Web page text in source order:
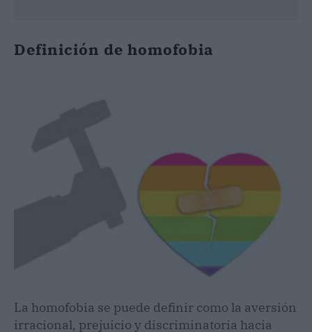
Definición de homofobia
La homofobia se puede definir como la aversión
irracional, prejuicio y discriminatoria hacia